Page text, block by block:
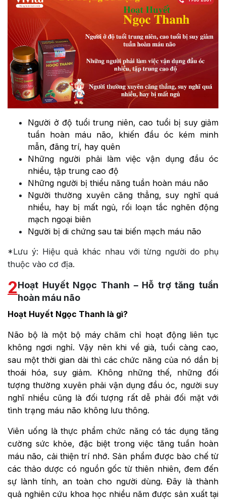
Người ở độ tuổi trung niên, cao tuổi bị suy giảm
tuần hoàn máu não, khiến đầu óc kém minh
mẫn, đãng trí, hay quên
Những người phải làm việc vận dụng đầu óc
nhiều, tập trung cao độ
Những người bị thiểu năng tuần hoàn máu não
Người thường xuyên căng thẳng, suy nghĩ quá
nhiều, hay bị mất ngủ, rối loạn tắc nghẽn động
mạch ngoại biên
Người bị di chứng sau tai biến mạch máu não
*Lưu ý: Hiệu quả khác nhau với từng người do phụ
thuộc vào cơ địa.
2Hoạt Huyết Ngọc Thanh – Hỗ trợ tăng tuần
hoàn máu não
Hoạt Huyết Ngọc Thanh là gì?
Não bộ là một bộ máy chăm chỉ hoạt động liên tục
không ngơi nghỉ. Vậy nên khi về già, tuổi càng cao,
sau một thời gian dài thì các chức năng của nó dần bị
thoái hóa, suy giảm. Không những thế, những đối
tượng thường xuyên phải vận dụng đầu óc, người suy
nghĩ nhiều cũng là đối tượng rất dễ phải đối mặt với
tình trạng máu não không lưu thông.
Viên uống là thực phẩm chức năng có tác dụng tăng
cường sức khỏe, đặc biệt trong việc tăng tuần hoàn
máu não, cải thiện trí nhớ. Sản phẩm được bào chế từ
các thảo dược có nguồn gốc từ thiên nhiên, đem đến
sự lành tính, an toàn cho người dùng. Đây là thành
quả nghiên cứu khoa học nhiều năm được sản xuất tại